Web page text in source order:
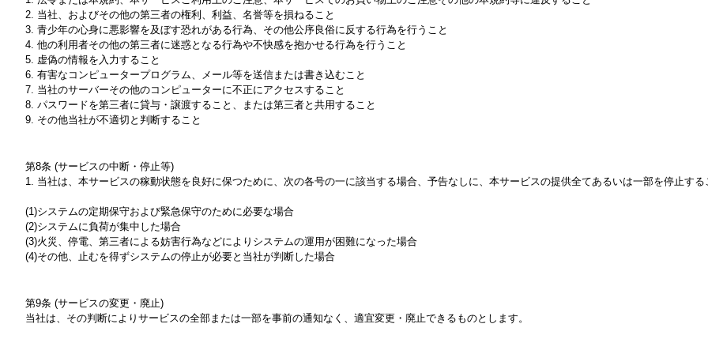
2. 当社、およびその他の第三者の権利、利益、名誉等を損ねること
3. 青少年の心身に悪影響を及ぼす恐れがある行為、その他公序良俗に反する行為を行うこと
4. 他の利用者その他の第三者に迷惑となる行為や不快感を抱かせる行為を行うこと
5. 虚偽の情報を入力すること
6. 有害なコンピュータープログラム、メール等を送信または書き込むこと
7. 当社のサーバーその他のコンピューターに不正にアクセスすること
8. パスワードを第三者に貸与・譲渡すること、または第三者と共用すること
9. その他当社が不適切と判断すること
第8条 (サービスの中断・停止等)
1. 当社は、本サービスの稼動状態を良好に保つために、次の各号の一に該当する場合、予告なしに、本サービスの提供全てあるいは一部を停止する
(1)システムの定期保守および緊急保守のために必要な場合
(2)システムに負荷が集中した場合
(3)火災、停電、第三者による妨害行為などによりシステムの運用が困難になった場合
(4)その他、止むを得ずシステムの停止が必要と当社が判断した場合
第9条 (サービスの変更・廃止)
当社は、その判断によりサービスの全部または一部を事前の通知なく、適宜変更・廃止できるものとします。